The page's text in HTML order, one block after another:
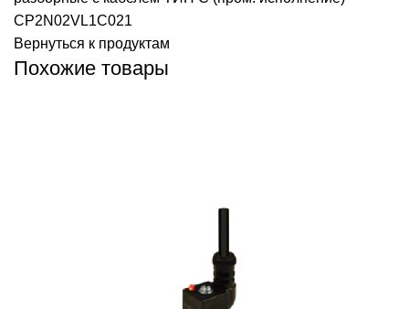
CP2N02VL1C021
Вернуться к продуктам
Похожие товары